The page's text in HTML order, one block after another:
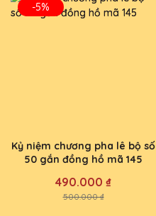
-5%
Kỷ niệm chương pha lê bộ số
50 gắn đồng hồ mã 145
490.000 ₫
500.000 ₫